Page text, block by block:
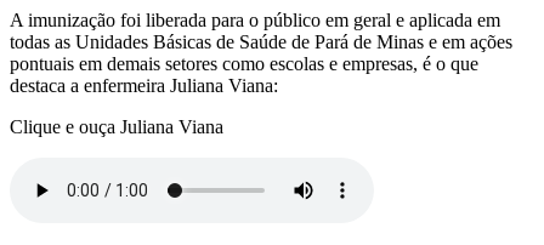
A imunização foi liberada para o público em geral e aplicada em
todas as Unidades Básicas de Saúde de Pará de Minas e em ações
pontuais em demais setores como escolas e empresas, é o que
destaca a enfermeira Juliana Viana:
Clique e ouça Juliana Viana